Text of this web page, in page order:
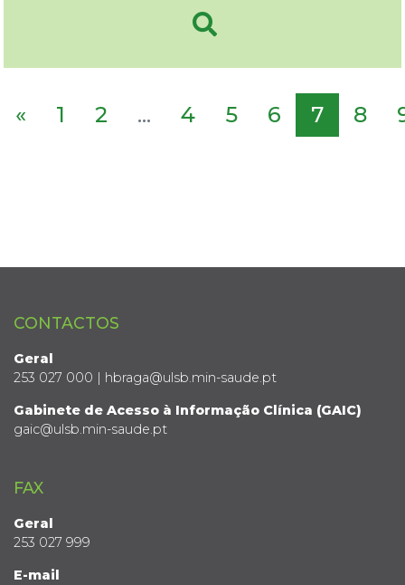
« 1 2 ... 4 5 6 7 8
CONTACTOS
Geral
253 027 000 | hbraga@ulsb.min-saude.pt
Gabinete de Acesso à Informação Clínica (GAIC)
gaic@ulsb.min-saude.pt
FAX
Geral
253 027 999
E-mail